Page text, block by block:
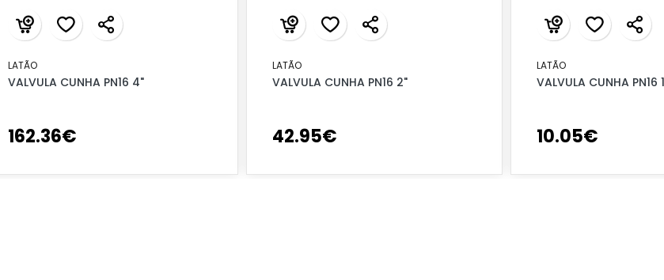
LATÃO
VALVULA CUNHA PN16 4"
162.36€
LATÃO
VALVULA CUNHA PN16 2"
42.95€
LATÃO
VALVULA CUNHA PN16
10.05€